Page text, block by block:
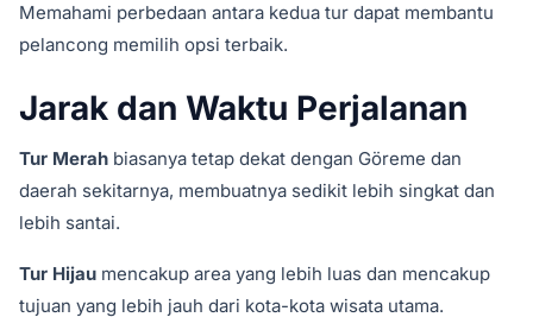
Memahami perbedaan antara kedua tur dapat membantu
pelancong memilih opsi terbaik.
Jarak dan Waktu Perjalanan
Tur Merah biasanya tetap dekat dengan Göreme dan
daerah sekitarnya, membuatnya sedikit lebih singkat dan
lebih santai.
Tur Hijau mencakup area yang lebih luas dan mencakup
tujuan yang lebih jauh dari kota-kota wisata utama.